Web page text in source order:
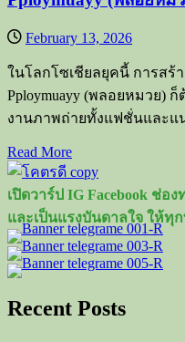
February 13, 2026
ในโลกโซเชียลยุคนี้ การสร้
Pploymuayy (พลอยหมวย)
งานภาพถ่ายทั้งแฟชั่นและแ
Read MoreRead
more
about
Pploymuayy
(พลอย
หมวย)
เน็ต
ดอล
เปิดวาร์ป IG Facebook ช่อ
และเป็นแรงบันดาลใจ ให้ทุ
Recent Posts